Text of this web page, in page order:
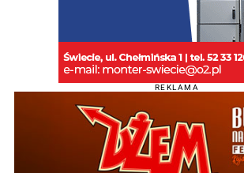
REKLAMA